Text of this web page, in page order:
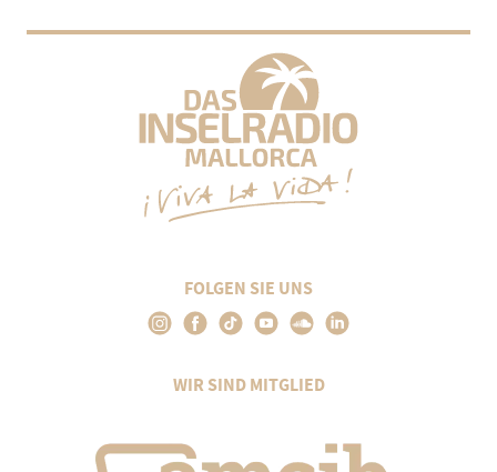
FOLGEN SIE UNS
WIR SIND MITGLIED